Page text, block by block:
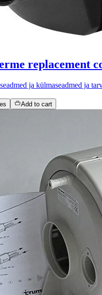
replacement
ja külmaseadmed ja
Add to cart